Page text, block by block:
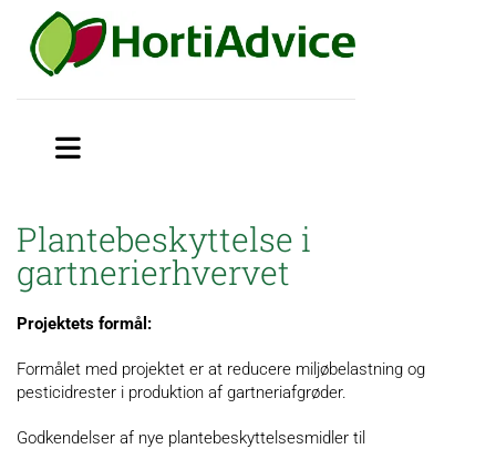
Plantebeskyttelse i
gartnerierhvervet
Projektets formål:
Formålet med projektet er at reducere miljøbelastning og
pesticidrester i produktion af gartneriafgrøder.
Godkendelser af nye plantebeskyttelsesmidler til